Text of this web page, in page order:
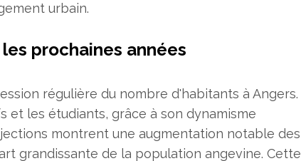
urbain.
prochaines années
régulière du nombre d'habitants à Angers.
les étudiants, grâce à son dynamisme
montrent une augmentation notable des
grandissante de la population angevine. Cette